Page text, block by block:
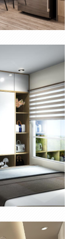
NGỦ SAIGON
8